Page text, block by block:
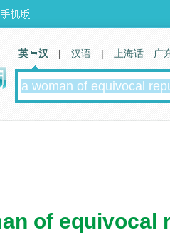
of equivocal
英 汉 | 汉语 | 上海话 广